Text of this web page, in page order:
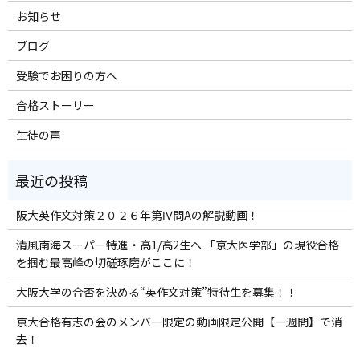
お知らせ
ブログ
受験でお困りの方へ
合格ストーリー
生徒の声
阪大英作文対策２０２６年第Ⅳ問Aの解説動画！
清風南海スーパー特進・高1/高2生へ 「京大医学部」の現役合格
を掴む最高峰の切磋琢磨がここに！
大阪大学の合否を決める“英作文対策”特待生を募集！！
京大合格有志の会のメンバー限定の動画限定公開【一週間】で消
去！